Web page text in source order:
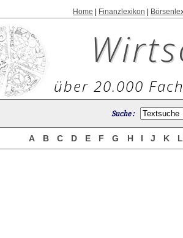
Home Finanzlexikon
über 20.000
Suche :
A B C D E F G H I J K